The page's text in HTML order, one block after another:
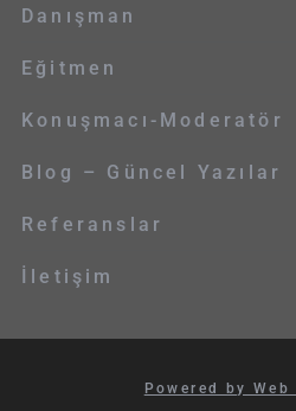
Danışman
Eğitmen
Konuşmacı-Moderatör
Blog – Güncel Yazılar
Referanslar
İletişim
Powered by